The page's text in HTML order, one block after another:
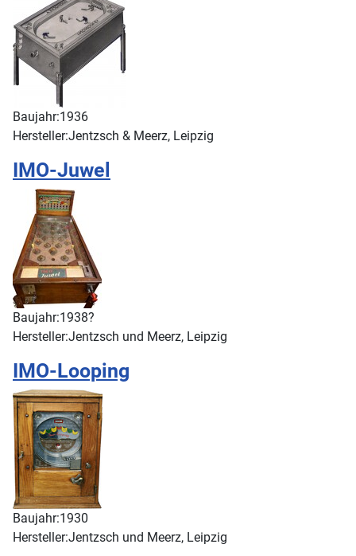
Baujahr:1936
Hersteller:Jentzsch & Meerz, Leipzig
IMO-Juwel
Baujahr:1938?
Hersteller:Jentzsch und Meerz, Leipzig
IMO-Looping
Baujahr:1930
Hersteller:Jentzsch und Meerz, Leipzig